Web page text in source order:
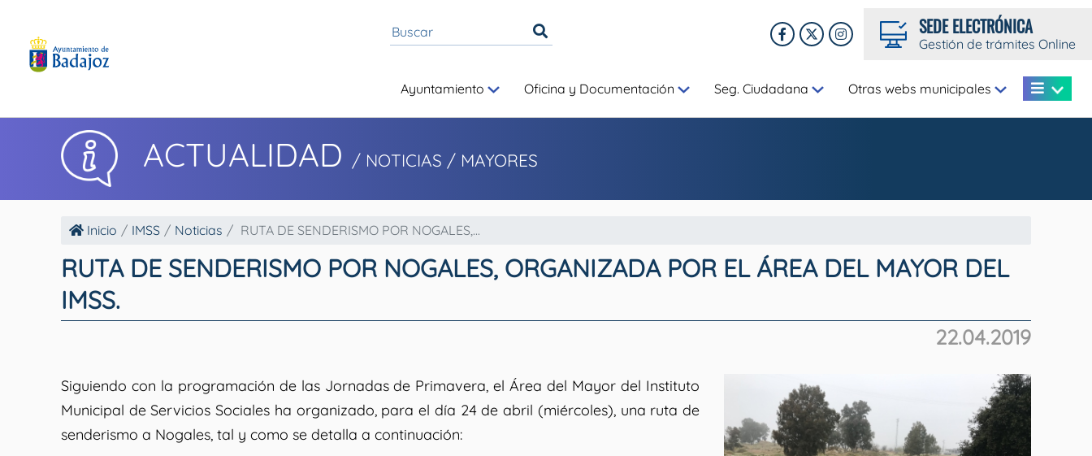
SEDE ELECTRÓNICA
Gestión de trámites Online
Ayuntamiento Oficina y Documentación Seg. Ciudadana Otras webs municipales
ACTUALIDAD / NOTICIAS / MAYORES
Inicio IMSS Noticias RUTA DE SENDERISMO POR NOGALES,...
RUTA DE SENDERISMO POR NOGALES, ORGANIZADA POR EL ÁREA DEL MAYOR DEL
IMSS.
22.04.2019
Siguiendo con la programación de las Jornadas de Primavera, el Área del Mayor del Instituto
Municipal de Servicios Sociales ha organizado, para el día 24 de abril (miércoles), una ruta de
senderismo a Nogales, tal y como se detalla a continuación: